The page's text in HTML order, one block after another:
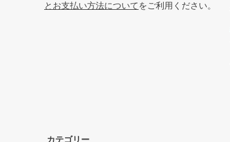
とお支払い方法についてをご利用ください。
カテゴリー